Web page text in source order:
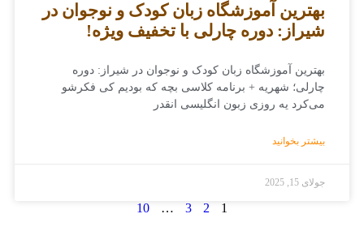
بهترین آموزشگاه زبان کودک و نوجوان در
شیراز: دوره چارلی با تخفیف ویژه!
بهترین آموزشگاه زبان کودک و نوجوان در شیراز: دوره
چارلی؛ شهریه + برنامه کلاسی بچه که بودیم کی فکرشو
می‌کرد یه روزی زبون انگلیسی انقدر
بیشتر بخوانید
جولای 15, 2025
1
2
3
…
10